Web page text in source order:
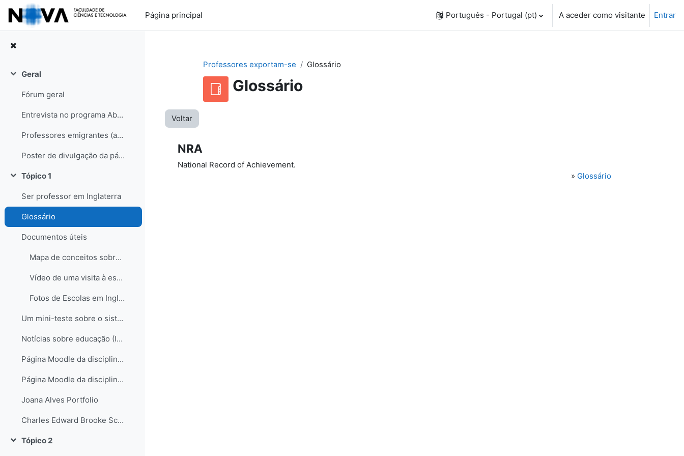
Ir para o conteúdo principal
Página principal
Português - Portugal ‎(pt)‎ A aceder como visitante Entrar
Contrair
Geral
Fórum geral
Entrevista no programa Abraço de Domingo (RDP internacional)
Professores emigrantes (artigo no semanário Sol, edição de 31-05-08)
Poster de divulgação da página
Contrair
Tópico 1
Ser professor em Inglaterra
Glossário
Documentos úteis
Mapa de conceitos sobre o sistema educativo em Inglaterra
Vídeo de uma visita à escola de Hampstead no Reino Unido
Fotos de Escolas em Inglaterra
Um mini-teste sobre o sistema educativo inglês...
Notícias sobre educação (Inglaterra e não só)
Página Moodle da disciplina de Science
Página Moodle da disciplina de Science II
Joana Alves Portfolio
Charles Edward Brooke School Science Departament
Contrair
Tópico 2
Professores exportam-se Glossário
Glossário
Voltar
NRA
National Record of Achievement.
» Glossário